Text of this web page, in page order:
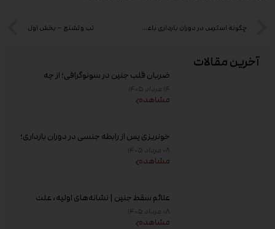
آخرین مقالات
ضربان قلب جنین در سونوگرافی؛ از چه
هفته‌ای دیده می‌شود؟
۱۴ مرداد ۱۴۰۵
مشاهده
خونریزی پس از رابطه جنسی در دوران بارداری؛
علت و زمان مراجعه به پزشک
۰۸ مرداد ۱۴۰۵
مشاهده
علائم سقط جنین | نشانه‌های اولیه، علت
خونریزی، عوامل خطر و زمان مراجعه به پزشک
۰۸ مرداد ۱۴۰۵
مشاهده
چگونه استرس در دوران بارداری باعث سقط جنین می شود تب و تشنج – بخش اول